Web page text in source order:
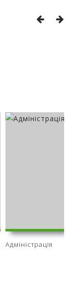
Адміністрація